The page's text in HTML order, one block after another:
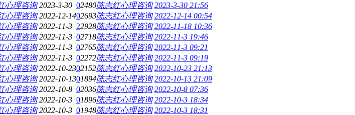
心理咨询 2023-3-30 02480陈志红心理咨询 2023-3-30 21:56
心理咨询 2022-12-1402693陈志红心理咨询 2022-12-14 00:54
心理咨询 2022-11-3 22928陈志红心理咨询 2022-11-18 10:36
心理咨询 2022-11-3 02718陈志红心理咨询 2022-11-3 19:46
心理咨询 2022-11-3 02765陈志红心理咨询 2022-11-3 09:21
心理咨询 2022-11-3 02272陈志红心理咨询 2022-11-3 09:19
心理咨询 2022-10-2302152陈志红心理咨询 2022-10-23 21:13
心理咨询 2022-10-1301894陈志红心理咨询 2022-10-13 21:09
心理咨询 2022-10-8 02036陈志红心理咨询 2022-10-8 07:36
心理咨询 2022-10-3 01896陈志红心理咨询 2022-10-3 18:34
心理咨询 2022-10-3 01948陈志红心理咨询 2022-10-3 18:31